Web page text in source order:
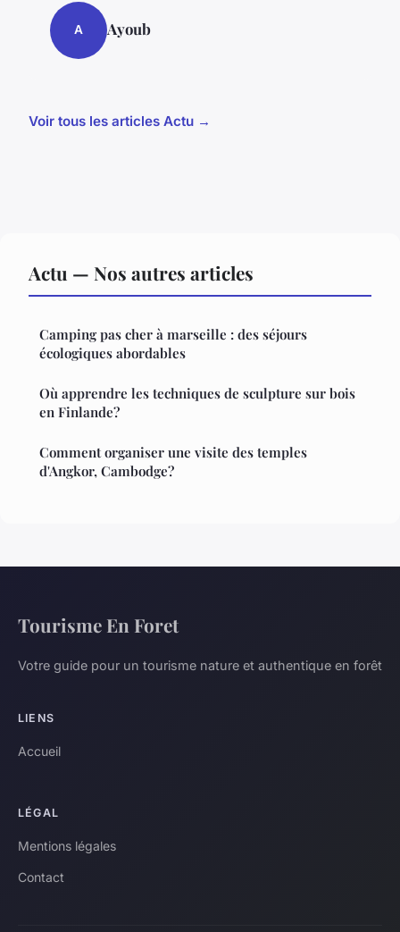
A Ayoub
Voir tous les articles Actu →
Actu — Nos autres articles
Camping pas cher à marseille : des séjours
écologiques abordables
Où apprendre les techniques de sculpture sur bois
en Finlande?
Comment organiser une visite des temples
d'Angkor, Cambodge?
Tourisme En Foret
Votre guide pour un tourisme nature et authentique en forêt
LIENS
Accueil
LÉGAL
Mentions légales
Contact